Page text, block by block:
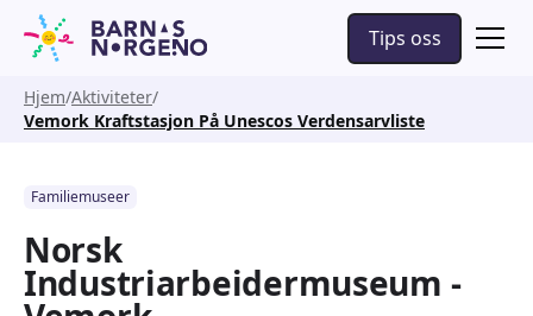
Tips oss
Hjem Aktiviteter
Vemork Kraftstasjon På Unescos Verdensarvliste
Familiemuseer
Norsk
Industriarbeidermuseum -